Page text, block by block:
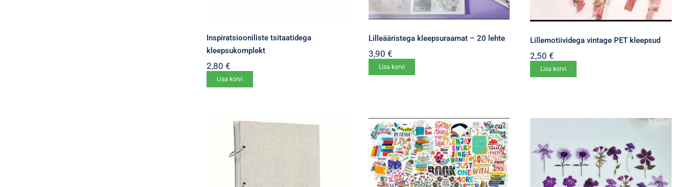
Inspiratsiooniliste tsitaatidega
kleepsukomplekt
2,80 €
Lisa korvi
Lilleääristega kleepsuraamat – 20 lehte
3,90 €
Lisa korvi
Lillemotiividega vintage PET kleepsud
2,50€
Lisa korvi